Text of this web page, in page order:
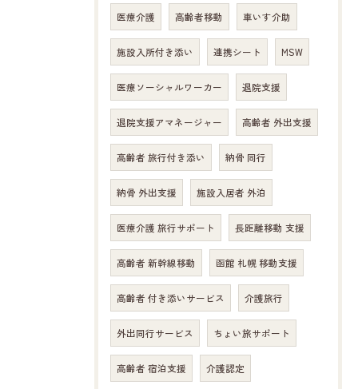
医療介護 高齢者移動 車いす介助
施設入所付き添い 連携シート MSW
医療ソーシャルワーカー 退院支援
退院支援アマネージャー 高齢者 外出支援
高齢者 旅行付き添い 納骨 同行
納骨 外出支援 施設入居者 外泊
医療介護 旅行サポート 長距離移動 支援
高齢者 新幹線移動 函館 札幌 移動支援
高齢者 付き添いサービス 介護旅行
外出同行サービス ちょい旅サポート
高齢者 宿泊支援 介護認定